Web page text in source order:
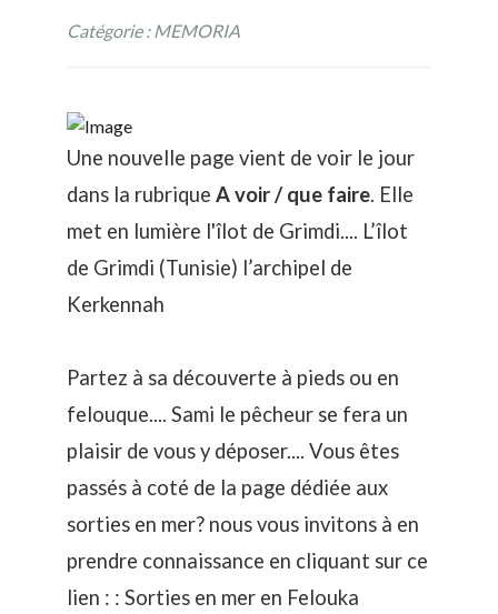
Catégorie : MEMORIA
Une nouvelle page vient de voir le jour
dans la rubrique A voir / que faire. Elle
met en lumière l'îlot de Grimdi.... L’îlot
de Grimdi (Tunisie) l’archipel de
Kerkennah
Partez à sa découverte à pieds ou en
felouque.... Sami le pêcheur se fera un
plaisir de vous y déposer.... Vous êtes
passés à coté de la page dédiée aux
sorties en mer? nous vous invitons à en
prendre connaissance en cliquant sur ce
lien : : Sorties en mer en Felouka